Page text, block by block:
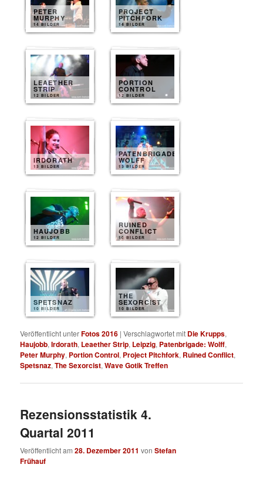
PETER
MURPHY
14 BILDER
PROJECT
PITCHFORK
14 BILDER
LEAETHER
STRIP
12 BILDER
PORTION
CONTROL
12 BILDER
IRDORATH
13 BILDER
PATENBRIGADE
WOLFF
13 BILDER
HAUJOBB
12 BILDER
RUINED
CONFLICT
10 BILDER
SPETSNAZ
10 BILDER
THE
SEXORCIST
10 BILDER
Veröffentlicht unterFotos 2016 |Verschlagwortet mit Die Krupps,
Haujobb,Irdorath, Leaether Strip, Leipzig, Patenbrigade: Wolff,
Peter Murphy, Portion Control, Project Pitchfork, Ruined Conflict,
Spetsnaz,The Sexorcist,Wave Gotik Treffen
Rezensionsstatistik 4.
Quartal 2011
Veröffentlicht am28. Dezember 2011 vonStefan
Frühauf